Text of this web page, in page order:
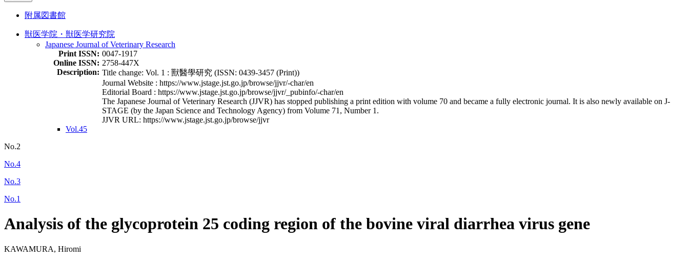
附属図書館
獣医学院・獣医学研究院
Japanese Journal of Veterinary Research
Print ISSN: 0047-1917
Online ISSN: 2758-447X
Description: Title change: Vol. 1 : 獸醫學研究 (ISSN: 0439-3457 (Print))
Journal Website : https://www.jstage.jst.go.jp/browse/jjvr/-char/en
Editorial Board : https://www.jstage.jst.go.jp/browse/jjvr/_pubinfo/-char/en
The Japanese Journal of Veterinary Research (JJVR) has stopped publishing a print edition with volume 70 and became a fully electronic journal. It is also newly available on J-
STAGE (by the Japan Science and Technology Agency) from Volume 71, Number 1.
JJVR URL: https://www.jstage.jst.go.jp/browse/jjvr
Vol.45
No.2
No.4
No.3
No.1
Analysis of the glycoprotein 25 coding region of the bovine viral diarrhea virus gene
KAWAMURA, Hiromi